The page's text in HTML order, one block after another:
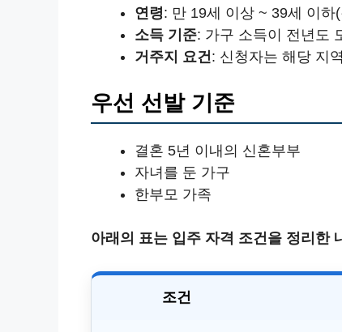
연령: 만 19세 이상 ~ 39세 이하
소득 기준: 가구 소득이 전년도
거주지 요건: 신청자는 해당 지
우선 선발 기준
결혼 5년 이내의 신혼부부
자녀를 둔 가구
한부모 가족
아래의 표는 입주 자격 조건을 정리한
조건